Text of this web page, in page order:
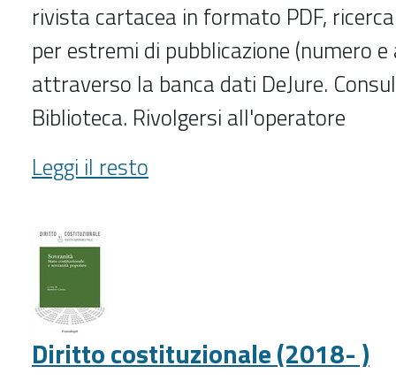
rivista cartacea in formato PDF,
per estremi di pubblicazione (numero
attraverso la banca dati DeJure.
Biblioteca. Rivolgersi all'operatore
Diritto
amministrativo
Leggi il resto
Diritto costituzionale (2018- )